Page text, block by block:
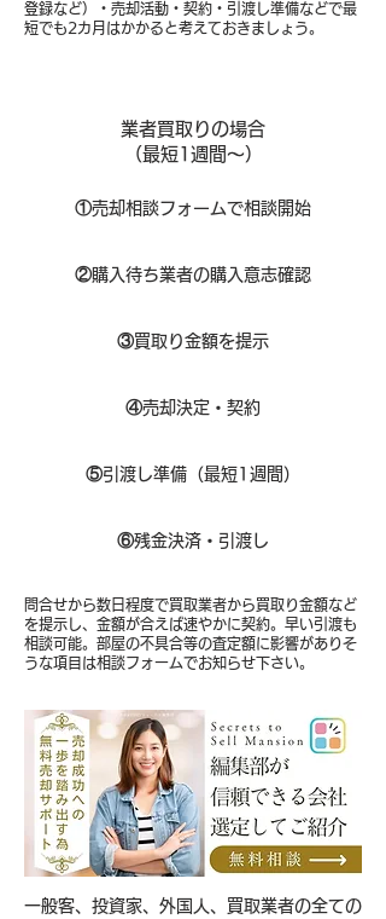
登録など）・売却活動・契約・引渡し準備などで最
短でも2カ月はかかると考えておきましょう。
業者買取りの場合
（​最短1週間～）
①​売却相談フォームで相談開始
②購入待ち業者の購入意志確認
③買取り金額を提示
④売却決定・契約
⑤引渡し準備（最短1週間）
⑥残金決済・引渡し
問合せから数日程度で買取業者から買取り金額など
を提示し、金額が合えば速やかに契約。早い引渡も
相談可能。部屋の不具合等の査定額に影響がありそ
うな項目は相談フォームでお知らせ下さい。
​一般客、投資家、外国人、買取業者の全ての